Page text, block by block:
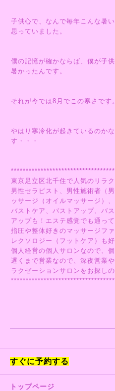
子供心で、なんで毎年こんな暑
思っていました。
僕の記憶が確かならば、僕が子
暑かったんです。
それが今では8月でこの寒さです。
やはり寒冷化が起きているのか
す・・・
東京足立区北千住で人気のリラ
男性セラピスト、男性施術者（
ッサージ（オイルマッサージ）
バストケア、バストアップ、バ
アップも！エステ感覚でも通って
指圧や整体好きのマッサージフ
レクソロジー（フットケア）も好
個人経営の個人サロンなので、個
遅くまで営業なので、深夜営業
ラクゼーションサロンをお探し
すぐに予約する
トップページ